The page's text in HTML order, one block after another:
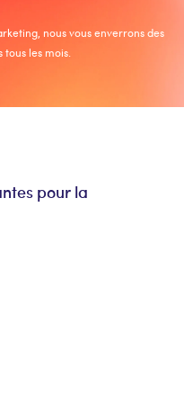
nous vous enverrons des
les mois.
pour la